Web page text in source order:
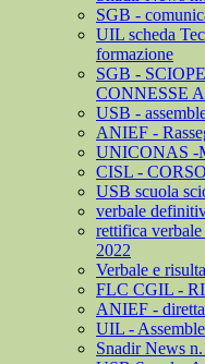
SGB -
UIL scheda
formazione
SGB -
CONNESSE
USB -
ANIEF -
UNICONAS -
CISL -
USB scuola
verbale
rettifica
2022
Verbale e
FLC CGIL -
ANIEF -
UIL -
Snadir News